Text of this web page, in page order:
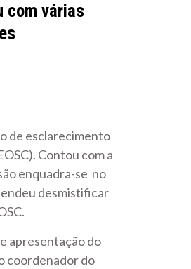
com várias
de esclarecimento
Contou com a
enquadra-se no
desmistificar
apresentação do
coordenador do